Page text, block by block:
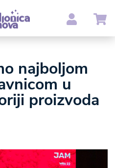
najboljom
u
proizvoda